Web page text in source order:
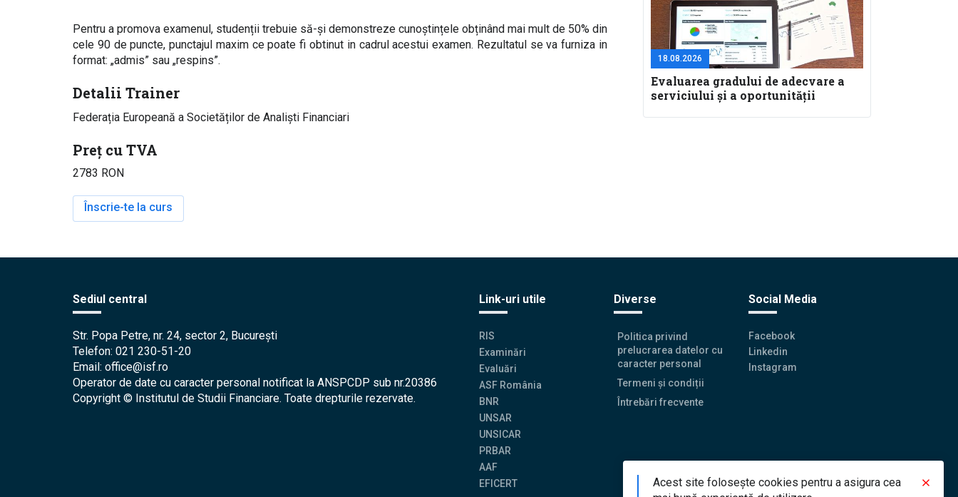
Pentru a promova examenul, studenții trebuie să-și demonstreze cunoștințele obținând mai mult de 50% din
cele 90 de puncte, punctajul maxim ce poate fi obtinut in cadrul acestui examen. Rezultatul se va furniza in
format: „admis” sau „respins”.
Detalii Trainer
Federația Europeană a Societăților de Analiști Financiari
Preț cu TVA
2783 RON
Înscrie-te la curs
18.08.2026
Evaluarea gradului de adecvare a
serviciului și a oportunității
Link-uri utile
RIS
Examinări
Evaluări
ASF România
BNR
UNSAR
UNSICAR
PRBAR
AAF
EFICERT
Diverse
Politica privind
prelucrarea datelor cu
caracter personal
Termeni și condiții
Întrebări frecvente
Social Media
Facebook
Linkedin
Instagram
Sediul central
Str. Popa Petre, nr. 24, sector 2, București
Telefon: 021 230-51-20
Email: office@isf.ro
Operator de date cu caracter personal notificat la ANSPCDP sub nr.20386
Copyright © Institutul de Studii Financiare. Toate drepturile rezervate.
Acest site folosește cookies pentru a asigura cea